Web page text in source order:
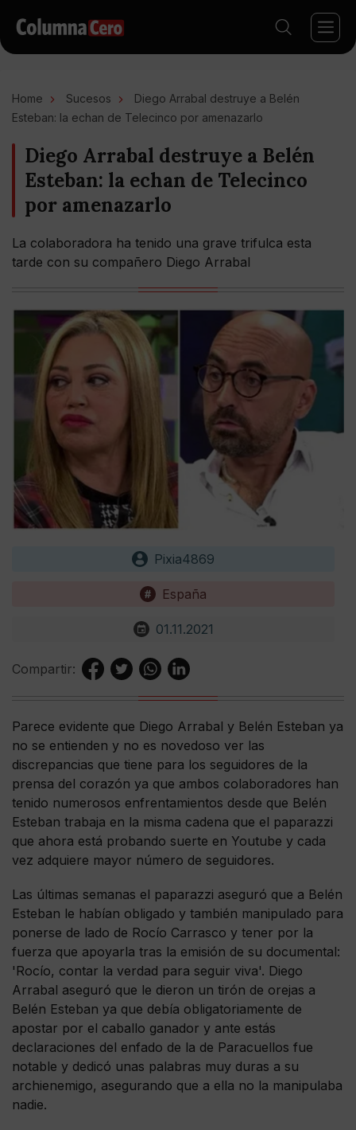
Home Sucesos
Diego Arrabal destruye a Belén
Esteban: la echan de Telecinco por amenazarlo
Diego Arrabal destruye a Belén
Esteban: la echan de Telecinco
por amenazarlo
La colaboradora ha tenido una grave trifulca esta
tarde con su compañero Diego Arrabal
Pixia4869
España
01.11.2021
Compartir:
Parece evidente que Diego Arrabal y Belén Esteban ya
no se entienden y no es novedoso ver las
discrepancias que tiene para los seguidores de la
prensa del corazón ya que ambos colaboradores han
tenido numerosos enfrentamientos desde que Belén
Esteban trabaja en la misma cadena que el paparazzi
que ahora está probando suerte en Youtube y cada
vez adquiere mayor número de seguidores.
Las últimas semanas el paparazzi aseguró que a Belén
Esteban le habían obligado y también manipulado para
ponerse de lado de Rocío Carrasco y tener por la
fuerza que apoyarla tras la emisión de su documental:
'Rocío, contar la verdad para seguir viva'. Diego
Arrabal aseguró que le dieron un tirón de orejas a
Belén Esteban ya que debía obligatoriamente de
apostar por el caballo ganador y ante estás
declaraciones del enfado de la de Paracuellos fue
notable y dedicó unas palabras muy duras a su
archienemigo, asegurando que a ella no la manipulaba
nadie.